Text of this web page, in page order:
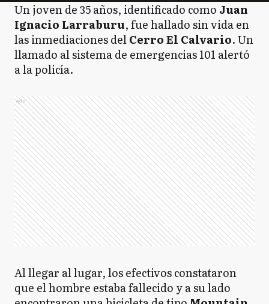
Un joven de 35 años, identificado como Juan
Ignacio Larraburu, fue hallado sin vida en
las inmediaciones delCerro El Calvario. Un
llamado al sistema de emergencias 101 alertó
a la policía.
Ads
Al llegar al lugar, los efectivos constataron
que el hombre estaba fallecido y a su lado